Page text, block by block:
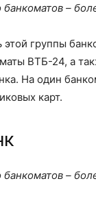
банкоматов –
этой группы
ВТБ-24, а
На один
карт.
банкоматов –